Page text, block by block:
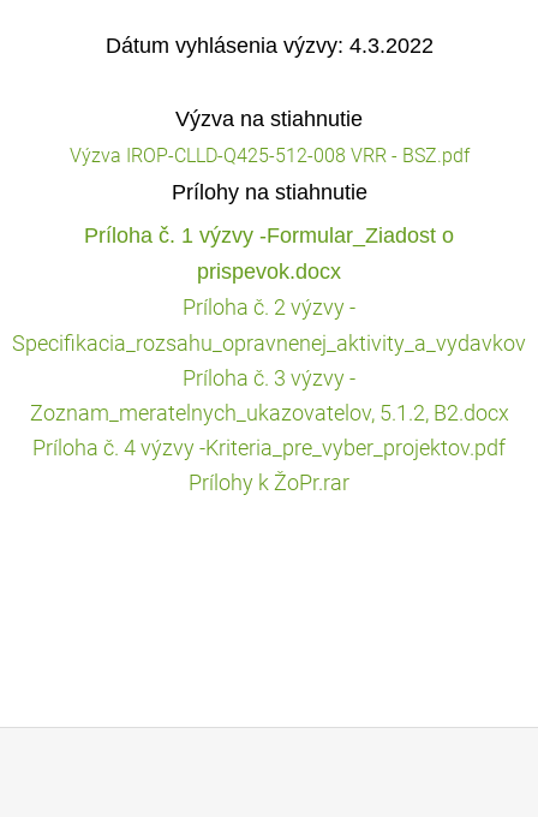
Dátum vyhlásenia výzvy: 4.3.2022
Výzva na stiahnutie
Výzva IROP-CLLD-Q425-512-008 VRR - BSZ.pdf
Prílohy na stiahnutie
Príloha č. 1 výzvy -Formular_Ziadost o
prispevok.docx
Príloha č. 2 výzvy -
Príloha č. 3 výzvy -
Zoznam_meratelnych_ukazovatelov, 5.1.2, B2.docx
Príloha č. 4 výzvy -Kriteria_pre_vyber_projektov.pdf
Prílohy k ŽoPr.rar